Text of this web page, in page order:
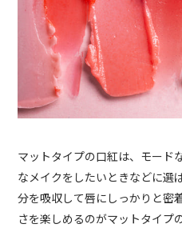
マットタイプの口紅は、モード
なメイクをしたいときなどに選
分を吸収して唇にしっかりと密
さを楽しめるのがマットタイプ